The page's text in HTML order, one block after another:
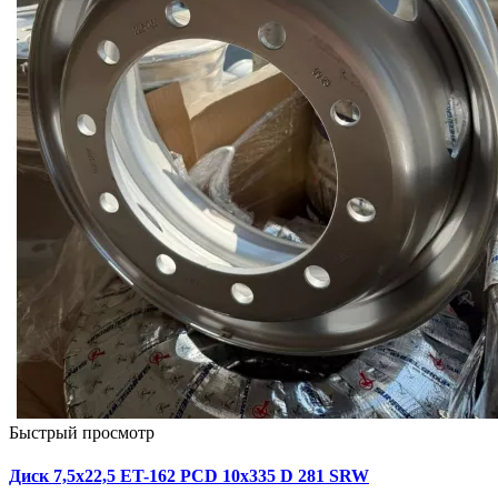
Быстрый просмотр
Диск 7,5х22,5 ET-162 PCD 10x335 D 281 SRW